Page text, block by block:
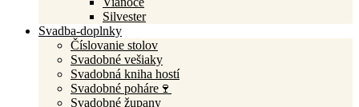
Silvester
Svadba-doplnky
Číslovanie stolov
Svadobné vešiaky
Svadobná kniha hostí
Svadobné poháre🍷
Svadobné župany